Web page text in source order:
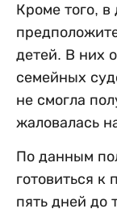
Кроме того,
детей. В них
семейных
не смогла
жаловалась
По данным
готовиться
пять дней до